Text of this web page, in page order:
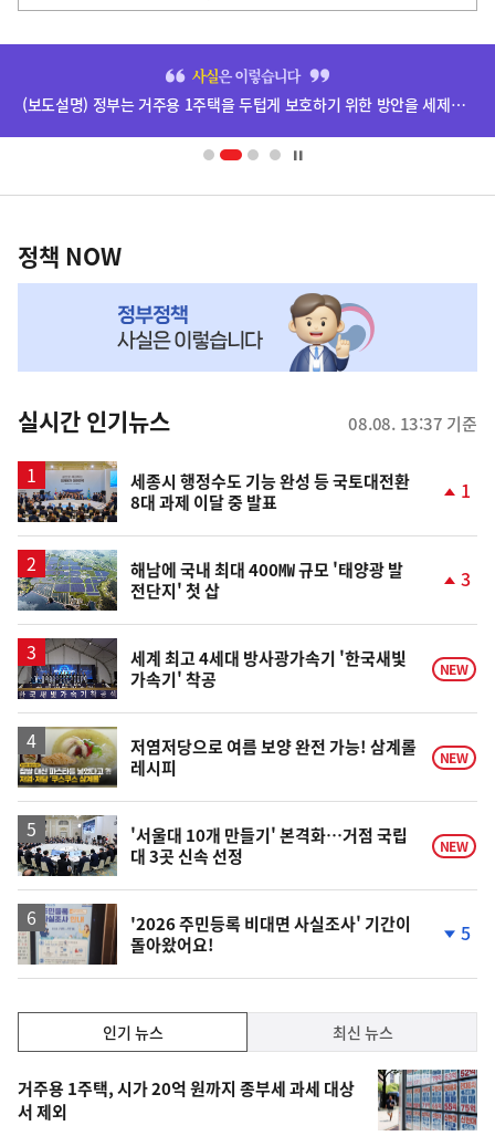
다
음
기
사
영
(보도설명) 정부는 거주용 1주택을 두텁게 보호하기 위한 방안을 세제개편안에 담았습니다.
책
NOW,
뉴
스
정책 NOW
실시간 인기뉴스 08.08. 13:37 기준
세종시 행정수도 기능 완성 등 국토대전환
8대 과제 이달 중 발표
1
해남에 국내 최대 400㎿ 규모 '태양광 발
전단지' 첫 삽
승
3
세계 최고 4세대 방사광가속기 '한국새빛
가속기' 착공
NEW
영
상
저염저당으로 여름 보양 완전 가능! 삼계롤
레시피
NEW
'서울대 10개 만들기' 본격화…거점 국립
대 3곳 신속 선정
NEW
'2026 주민등록 비대면 사실조사' 기간이
돌아왔어요!
락
5
기,
최
신,
인기 뉴스 최신 뉴스
기
뉴
거주용 1주택, 시가 20억 원까지 종부세 과세 대상
서 제외